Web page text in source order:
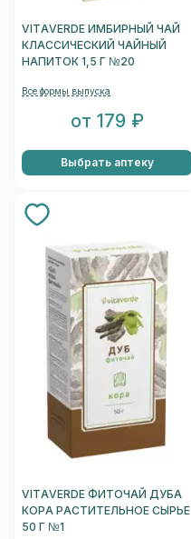
VITAVERDE ИМБИРНЫЙ ЧАЙ
КЛАССИЧЕСКИЙ ЧАЙНЫЙ
НАПИТОК 1,5 Г №20
Все формы выпуска
от 179 ₽
Выбрать аптеку
VITAVERDE ФИТОЧАЙ ДУБА
КОРА РАСТИТЕЛЬНОЕ СЫРЬЕ
50 Г №1